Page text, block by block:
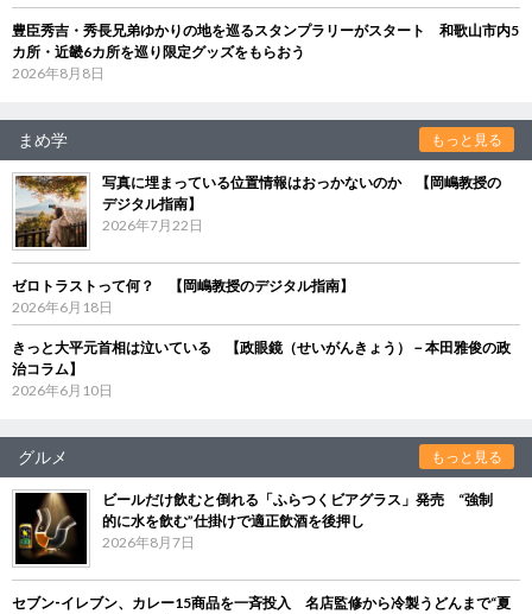
豊臣秀吉・秀長兄弟ゆかりの地を巡るスタンプラリーがスタート 和歌山市内5
カ所・近畿6カ所を巡り限定グッズをもらおう
2026年8月8日
まめ学 もっと見る
写真に埋まっている位置情報はおっかないのか 【岡嶋教授の
デジタル指南】
2026年7月22日
ゼロトラストって何？ 【岡嶋教授のデジタル指南】
2026年6月18日
きっと大平元首相は泣いている 【政眼鏡（せいがんきょう）－本田雅俊の政
治コラム】
2026年6月10日
グルメ もっと見る
ビールだけ飲むと倒れる「ふらつくビアグラス」発売 “強制
的に水を飲む”仕掛けで適正飲酒を後押し
2026年8月7日
セブン‐イレブン、カレー15商品を一斉投入 名店監修から冷製うどんまで“夏